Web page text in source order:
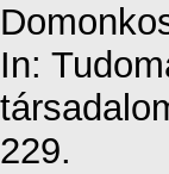
In:
229.